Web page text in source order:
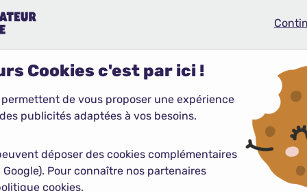
au droit car il vous déshérite complétement. De ce fait,le
en principe versée à son épouse.
tout en protégeant vos proches, envisagez de souscrire
de votre patrimoine en complément des dispositions
pour s'assurer que vos proches reçoivent le soutien
Cookies c'est par ici !
permettent de vous proposer une expérience
publicités adaptées à vos besoins.
déposer des cookies complémentaires
Google). Pour connaître nos partenaires
cookies.